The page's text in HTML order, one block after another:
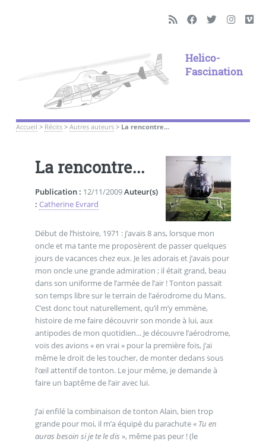
Helico-
Fascination
Accueil > Récits> Autres auteurs> La rencontre...
La rencontre...
Publication : 12/11/2009Auteur(s)
: Catherine Evrard
Début de l’histoire, 1971 : j’avais 8 ans, lorsque mon
oncle et ma tante me proposèrent de passer quelques
jours de vacances chez eux. Je les adorais et j’avais pour
mon oncle une grande admiration ; il était grand, beau
dans son uniforme de l’armée de l’air ! Tonton passait
son temps libre sur le terrain de l’aérodrome du Mans.
C’est donc tout naturellement, qu’il m’y emmène,
histoire de me faire découvrir son monde à lui, aux
antipodes de mon quotidien... Je découvre l’aérodrome,
vois des avions « en vrai » pour la première fois, j’ai
même le droit de les toucher, de monter dedans sous
l’œil attentif de tonton. Le jour même, je demande à
faire un baptême de l’air avec lui.
J’ai enfilé la combinaison de tonton Alain, bien trop
grande pour moi, il m’a équipé du parachute « Tu en
auras besoin si je te le dis », même pas peur ! (le